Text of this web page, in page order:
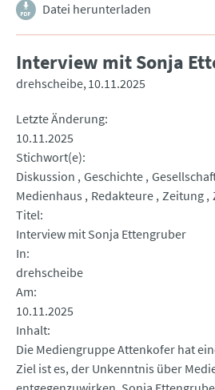
Datei herunterladen
Interview mit Sonja
drehscheibe 10.11.2025
Letzte Änderung
10.11.2025
Stichwort(e)
Diskussion Geschichte
Medienhaus
Redakteure Zeitung
Titel
Interview mit Sonja Ettengruber
In
drehscheibe
Am
10.11.2025
Inhalt
Die Mediengruppe Attenkofer hat
Ziel ist es, der Unkenntnis über